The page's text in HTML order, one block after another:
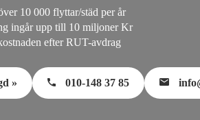
10 000 flyttar/städ per år
ingår upp till 10 miljoner Kr
efter RUT-avdrag
» 010-148 37 85